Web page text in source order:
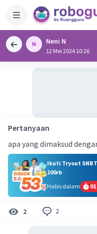
Neni N
12 Mei 2024 10:26
Pertanyaan
apa yang dimaksud
Ikuti Tryout
100rb
Habis dalam
01
2 2